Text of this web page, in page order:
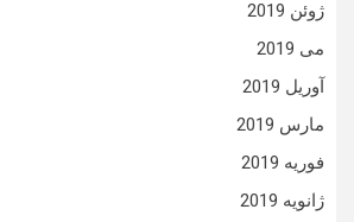
ژوئن 2019
می 2019
آوریل 2019
مارس 2019
فوریه 2019
ژانویه 2019